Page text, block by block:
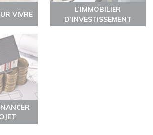
VIVRE
L’IMMOBILIER
D’INVESTISSEMENT